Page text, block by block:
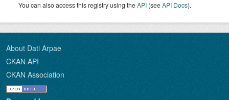
You can also access this registry using theAPI (seeAPI Docs).
About Dati Arpae
CKAN API
CKAN Association